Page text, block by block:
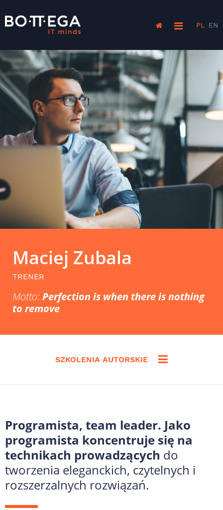
PL EN
Maciej Zubala
TRENER
Motto: Perfection is when there is nothing
to remove
SZKOLENIA AUTORSKIE
Programista, team leader. Jako
programista koncentruje się na
technikach prowadzących do
tworzenia eleganckich, czytelnych i
rozszerzalnych rozwiązań.